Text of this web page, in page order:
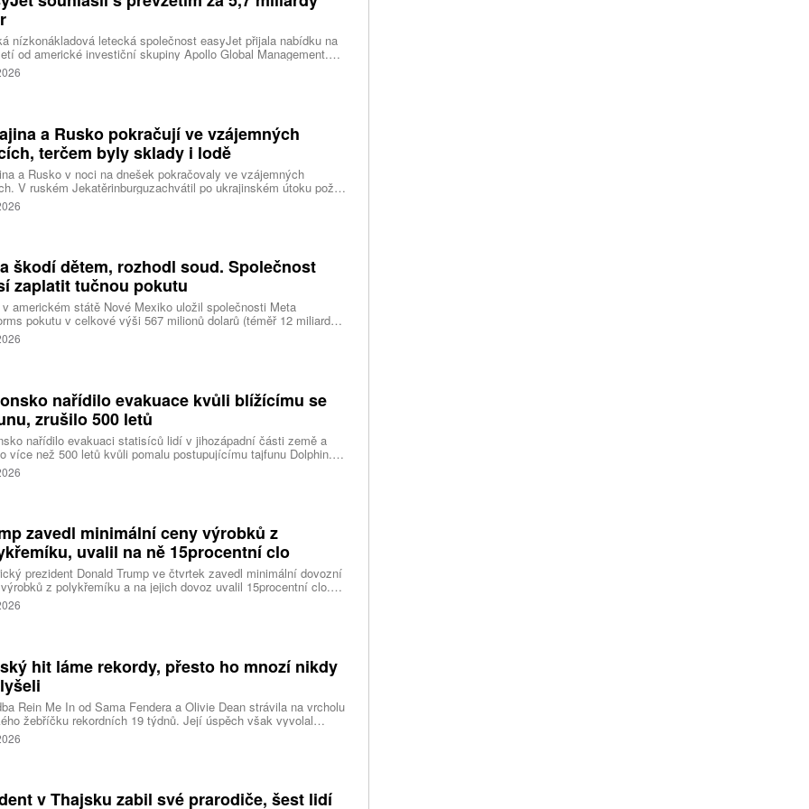
nízkonákladová letecká společnost easyJet přijala nabídku na
od americké investiční skupiny Apollo Global Management.
oceňuje aerolinku na 5,7 miliardy liber, tedy přibližně 162
korun.
a Rusko pokračují ve vzájemných
terčem byly sklady i lodě
a Rusko v noci na dnešek pokračovaly ve vzájemných
V ruském Jekatěrinburguzachvátil po ukrajinském útoku požár
centrum ruského internetového prodejce Wildberries.
o tom informovala bez podrobností na síti Telegram.
škodí dětem, rozhodl soud. Společnost
zaplatit tučnou pokutu
americkém státě Nové Mexiko uložil společnosti Meta
pokutu v celkové výši 567 milionů dolarů (téměř 12 miliard
za újmu, kterou její platformy Facebook a Instagram působí
lidem. Firma musí změnit způsob ověřování věku.
nařídilo evakuace kvůli blížícímu se
zrušilo 500 letů
nařídilo evakuaci statisíců lidí v jihozápadní části země a
více než 500 letů kvůli pomalu postupujícímu tajfunu Dolphin.
meteorologů přinese tajfun do oblasti silný vítr, prudký déšť a
vlny, píše agentura Reuters. Dolphin je tajfunem první, tedy
meteorologická agentura (JMA).
zavedl minimální ceny výrobků z
uvalil na ně 15procentní clo
prezident Donald Trump ve čtvrtek zavedl minimální dovozní
z polykřemíku a na jejich dovoz uvalil 15procentní clo.
se používá při výrobě polovodičů a je hlavní složkou
panelů, jeho největším světovým producentem je Čína.
Reuters.
hit láme rekordy, přesto ho mnozí nikdy
Rein Me In od Sama Fendera a Olivie Dean strávila na vrcholu
žebříčku rekordních 19 týdnů. Její úspěch však vyvolal
reakci. Řada lidí tvrdí, že píseň nikdy neslyšela. Hudební
totiž rozdělil do menších skupin, které poslouchají úplně jiné
v Thajsku zabil své prarodiče, šest lidí